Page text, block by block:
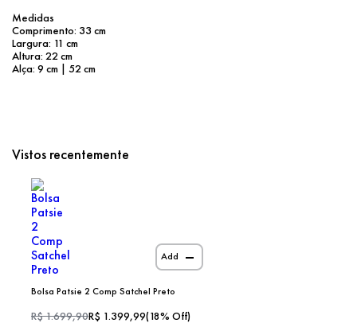
Medidas
Comprimento: 33 cm
Largura: 11 cm
Altura: 22 cm
Alça: 9 cm | 52 cm
Vistos recentemente
Add
Bolsa Patsie 2 Comp Satchel Preto
R$1.699,90R$ 1.399,99(18% Off)